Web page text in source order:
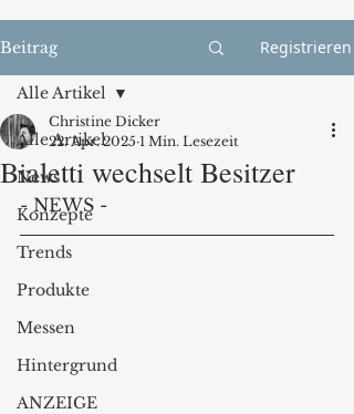
Beitrag Registrieren
Alle Artikel
News
Konzepte
Trends
Produkte
Messen
Hintergrund
ANZEIGE
Alle Artikel
Bialetti wechselt Besitzer
Christine Dicker
22. Apr. 2025 1 Min. Lesezeit
- NEWS -